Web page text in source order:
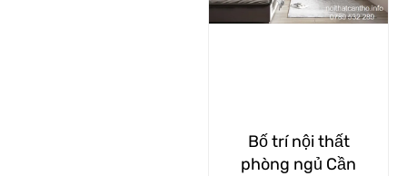
Bố trí nội thất
phòng ngủ Cần